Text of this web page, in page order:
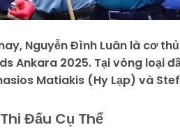
Nguyễn Đình Luân là cơ
Ankara 2025. Tại vòng loại
Matiakis (Hy Lạp) và
Đấu Cụ Thể